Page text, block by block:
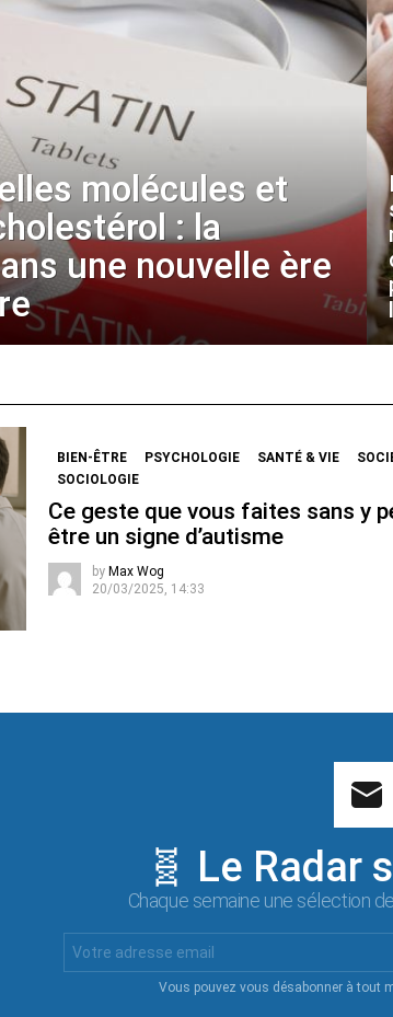
molécules et
: la
une nouvelle ère
BIEN-ÊTRE PSYCHOLOGIE SANTÉ & VIE
SOCIOLOGIE
Ce geste que vous faites sans y
être un signe d’autisme
by Max Wog
20/03/2025, 14:33
🧬 Le Radar
Chaque semaine une sélection
Email
:
Vous pouvez vous désabonner à tout